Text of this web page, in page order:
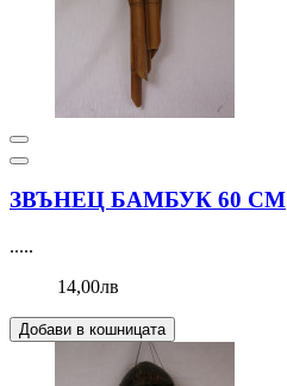
ЗВЪНЕЦ БАМБУК 60 СМ
.....
14,00лв
Добави в кошницата